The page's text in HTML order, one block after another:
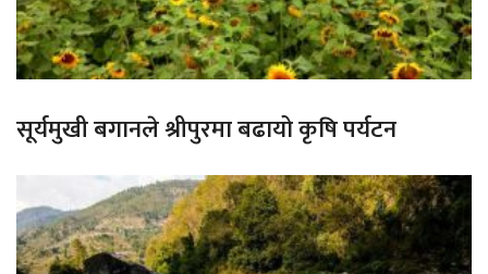
सूर्यमुखी बगानले श्रीपुरमा बढायो कृषि पर्यटन